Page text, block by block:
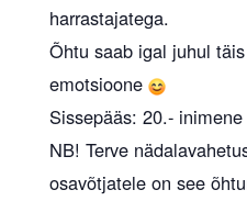
harrastajatega.
Õhtu saab igal juhul
emotsioone
Sissepääs: 20.- inimene
NB! Terve
osavõtjatele on see